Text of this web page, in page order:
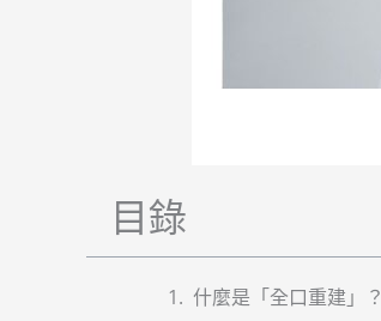
目錄
什麼是「全口重建」？